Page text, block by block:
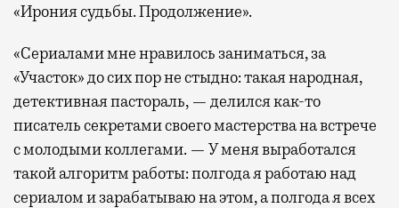
«Ирония судьбы. Продолжение».
«Сериалами мне нравилось заниматься, за
«Участок» до сих пор не стыдно: такая народная,
детективная пастораль, — делился как-то
писатель секретами своего мастерства на встрече
с молодыми коллегами. — У меня выработался
такой алгоритм работы: полгода я работаю над
сериалом и зарабатываю на этом, а полгода я всех